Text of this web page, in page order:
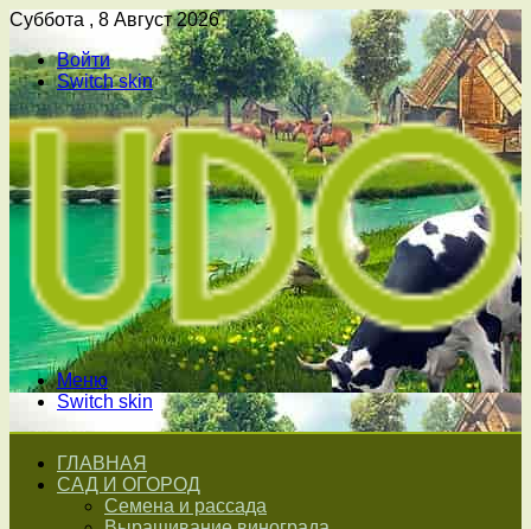
Суббота , 8 Август 2026
Войти
Switch skin
Меню
Switch skin
ГЛАВНАЯ
САД И ОГОРОД
Семена и рассада